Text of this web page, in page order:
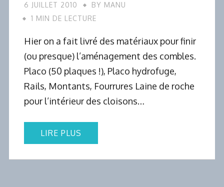
6 JUILLET 2010 BY MANU
1 MIN DE LECTURE
Hier on a fait livré des matériaux pour finir
(ou presque) l’aménagement des combles.
Placo (50 plaques !), Placo hydrofuge,
Rails, Montants, Fourrures Laine de roche
pour l’intérieur des cloisons…
LIRE PLUS